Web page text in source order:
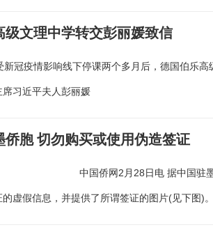
级文理中学转交彭丽媛致信
冠疫情影响线下停课两个多月后，德国伯乐
习近平夫人彭丽媛
胞 切勿购买或使用伪造签证
中国侨网2月28日电 据中国驻
虚假信息，并提供了所谓签证的图片(见下图)